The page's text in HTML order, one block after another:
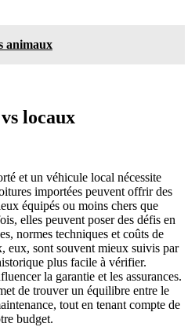
animaux
locaux
et un véhicule local nécessite
importées peuvent offrir des
équipés ou moins chers que
elles peuvent poser des défis en
normes techniques et coûts de
eux, sont souvent mieux suivis par
plus facile à vérifier.
la garantie et les assurances.
de trouver un équilibre entre le
tout en tenant compte de
budget.